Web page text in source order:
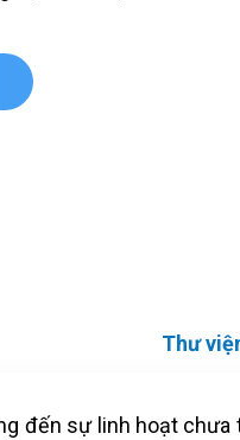
Thư
đến sự linh hoạt